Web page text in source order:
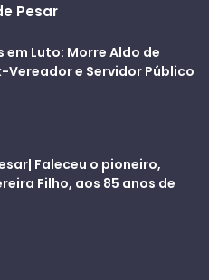
Pesar
em Luto: Morre Aldo de
Vereador e Servidor Público
Faleceu o pioneiro,
Filho, aos 85 anos de